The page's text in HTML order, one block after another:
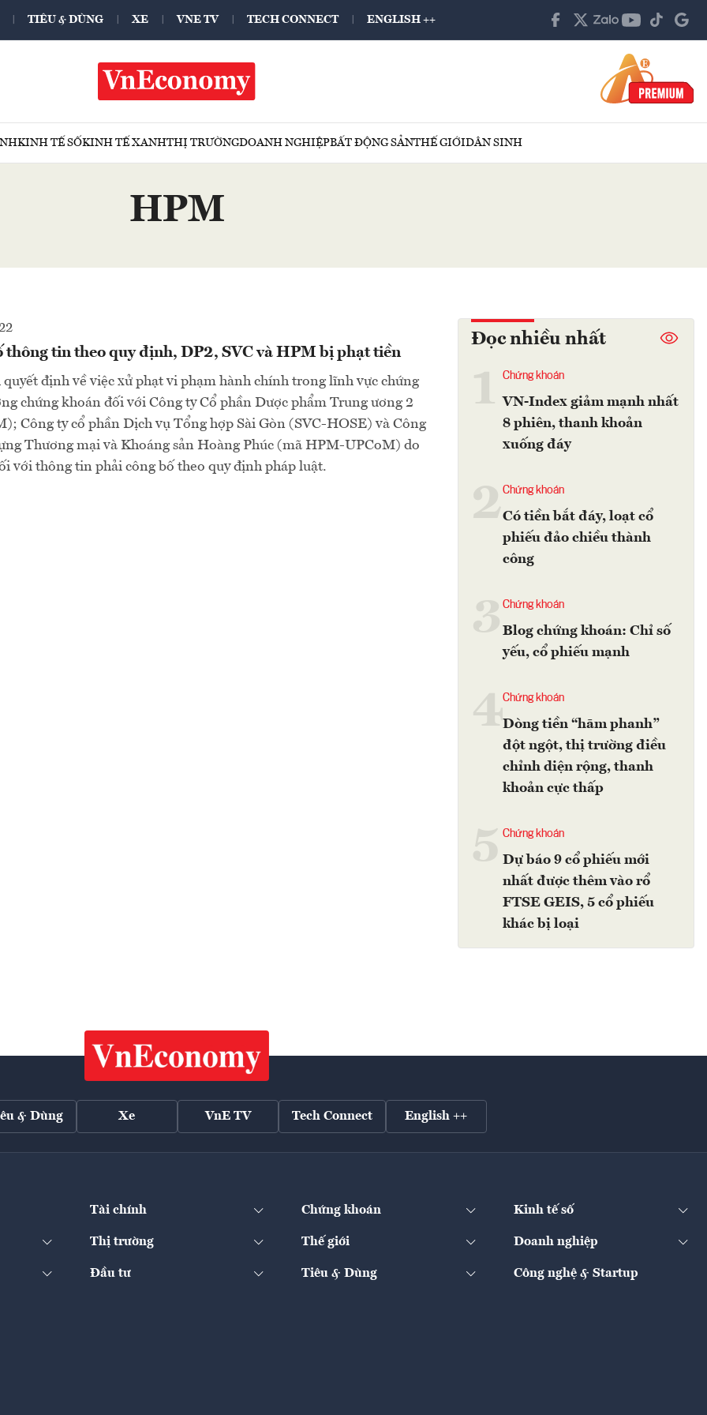
TIÊU & DÙNG XE VNE TV TECH CONNECT ENGLISH ++
KINH TẾ SỐKINH TẾ XANHTHỊ TRƯỜNGDOANH NGHIỆPBẤT ĐỘNG SẢNTHẾ GIỚIDÂN SINH
HPM
thông tin theo quy định, DP2, SVC và HPM bị phạt tiền
quyết định về việc xử phạt vi phạm hành chính trong lĩnh vực chứng
chứng khoán đối với Công ty Cổ phần Dược phẩm Trung ương 2
Công ty cổ phần Dịch vụ Tổng hợp Sài Gòn (SVC-HOSE) và Công
Thương mại và Khoáng sản Hoàng Phúc (mã HPM-UPCoM) do
với thông tin phải công bố theo quy định pháp luật.
Đọc nhiều nhất
Chứng khoán
VN-Index giảm mạnh nhất
8 phiên, thanh khoản
xuống đáy
2Chứng khoán
Có tiền bắt đáy, loạt cổ
phiếu đảo chiều thành
công
Chứng khoán
Blog chứng khoán: Chỉ số
yếu, cổ phiếu mạnh
4Chứng khoán
Dòng tiền “hãm phanh”
đột ngột, thị trường điều
chỉnh diện rộng, thanh
khoản cực thấp
Chứng khoán
Dự báo 9 cổ phiếu mới
nhất được thêm vào rổ
FTSE GEIS, 5 cổ phiếu
khác bị loại
& Dùng Xe VnE TV Tech Connect English ++
Tài chính Chứng khoán Kinh tế số
Thị trường Thế giới Doanh nghiệp
Đầu tư Tiêu & Dùng Công nghệ & Startup